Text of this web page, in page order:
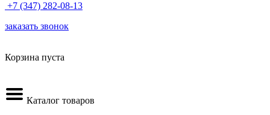
+7 (347) 282-08-13
заказать звонок
Корзина пуста
Каталог товаров